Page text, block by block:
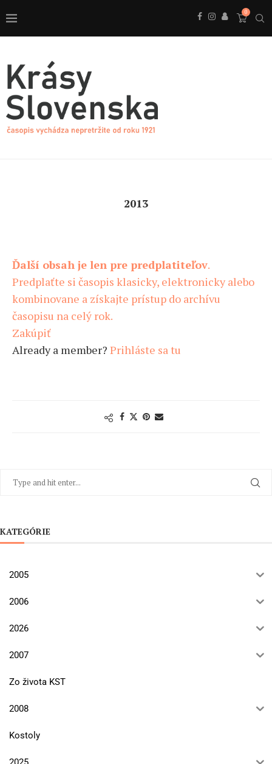
0
2013
Ďalší obsah je len pre predplatiteľov.
Predplaťte si časopis klasicky, elektronicky alebo
kombinovane a získajte prístup do archívu
časopisu na celý rok.
Zakúpiť
Already a member? Prihláste sa tu
KATEGÓRIE
2005
2006
2026
2007
Zo života KST
2008
Kostoly